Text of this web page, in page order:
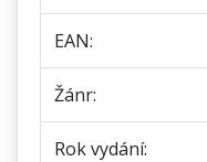
EAN:
Žánr:
Rok vydání: